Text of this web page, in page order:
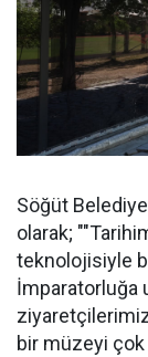
Söğüt
olarak;
teknolojisiyle
İmparatorluğa
bir müzeyi